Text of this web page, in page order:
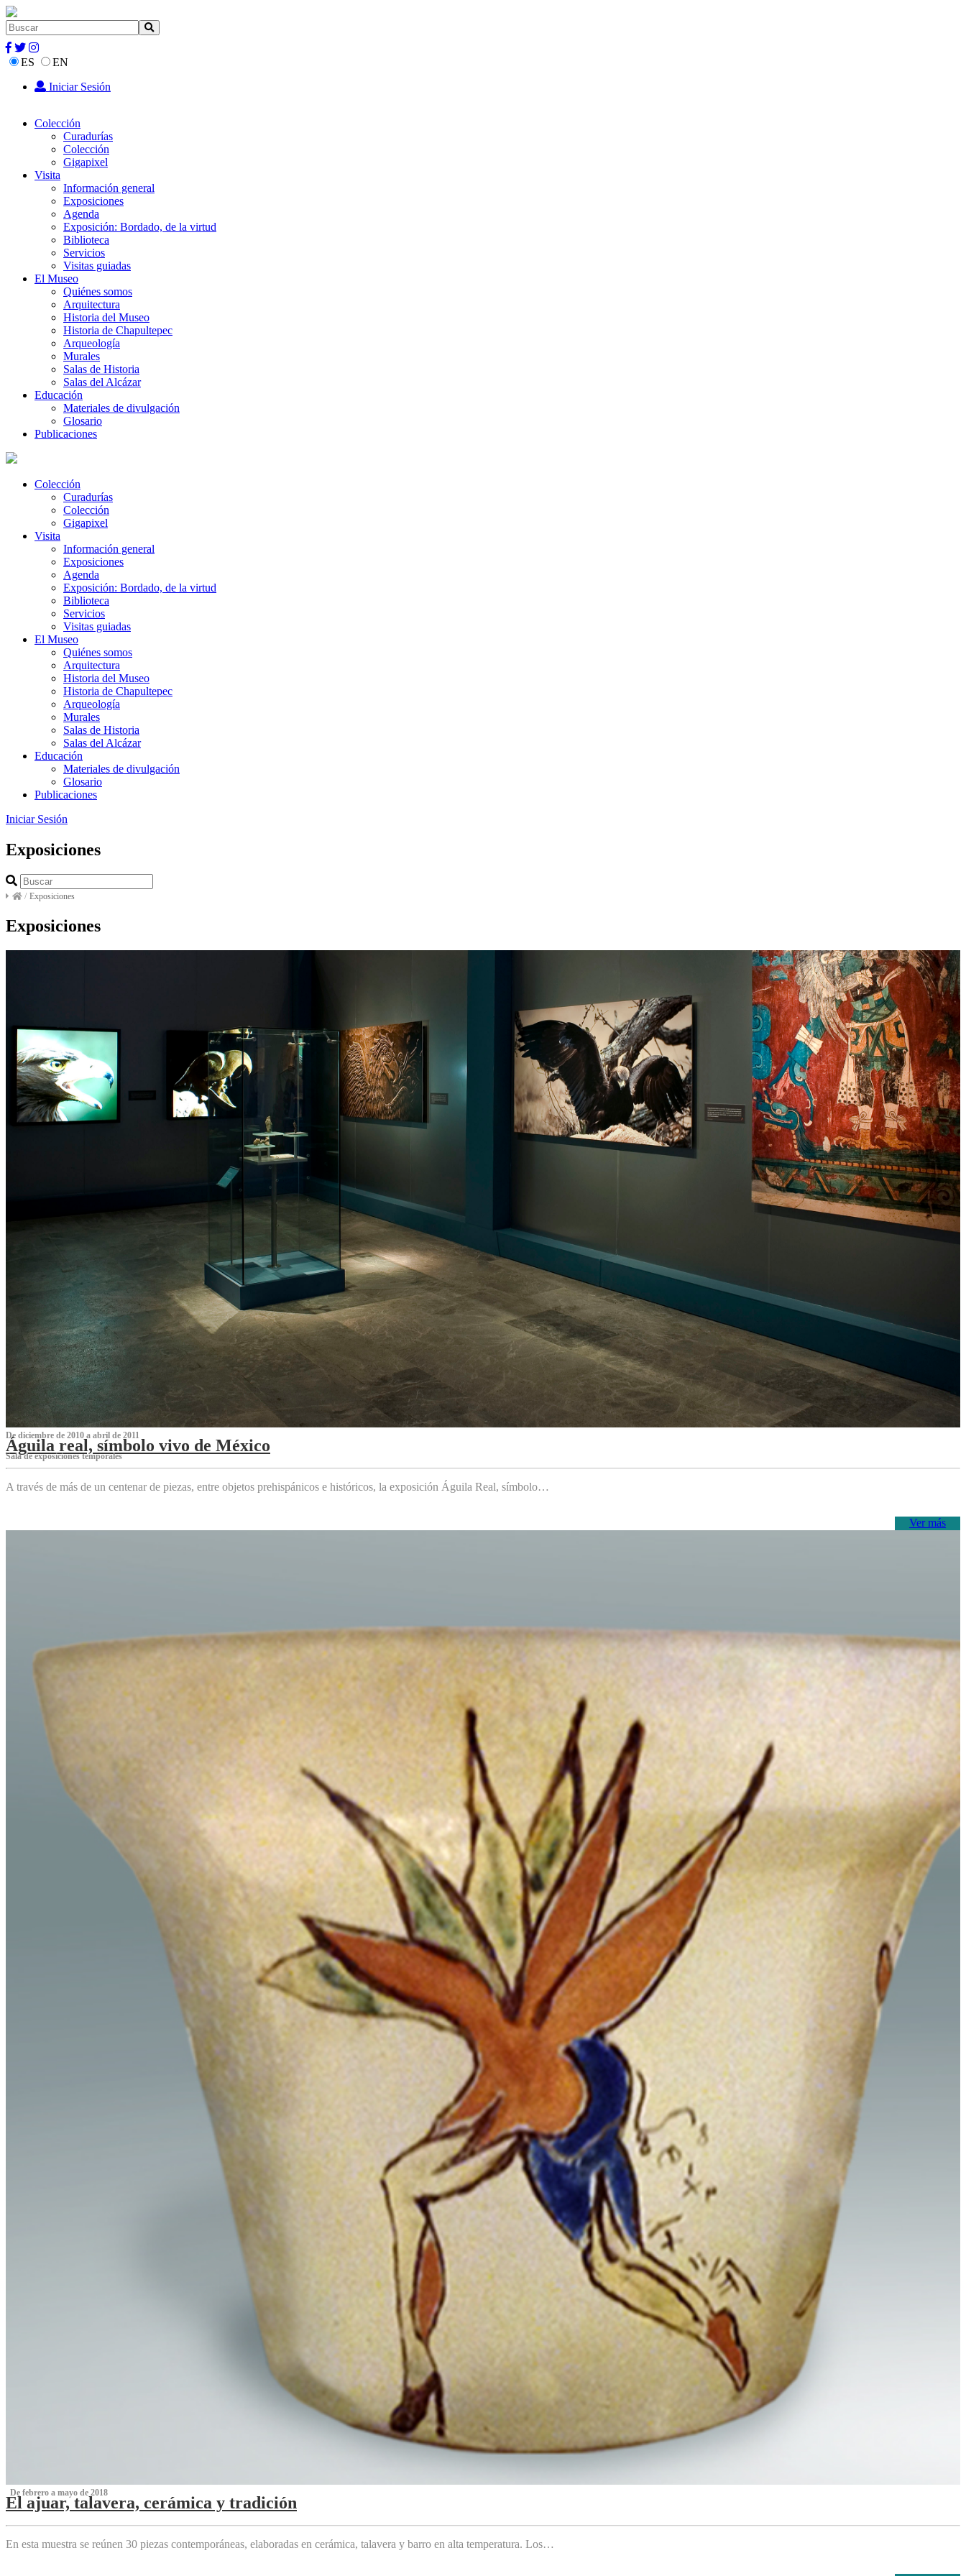
ES
EN
Iniciar Sesión
Colección
Curadurías
Colección
Gigapixel
Visita
Información general
Exposiciones
Agenda
Exposición: Bordado, de la virtud
Biblioteca
Servicios
Visitas guiadas
El Museo
Quiénes somos
Arquitectura
Historia del Museo
Historia de Chapultepec
Arqueología
Murales
Salas de Historia
Salas del Alcázar
Educación
Materiales de divulgación
Glosario
Publicaciones
Colección
Curadurías
Colección
Gigapixel
Visita
Información general
Exposiciones
Agenda
Exposición: Bordado, de la virtud
Biblioteca
Servicios
Visitas guiadas
El Museo
Quiénes somos
Arquitectura
Historia del Museo
Historia de Chapultepec
Arqueología
Murales
Salas de Historia
Salas del Alcázar
Educación
Materiales de divulgación
Glosario
Publicaciones
Iniciar Sesión
Exposiciones
/ Exposiciones
Exposiciones
De diciembre de 2010 a abril de 2011
Águila real, símbolo vivo de México
Sala de exposiciones temporales
A través de más de un centenar de piezas, entre objetos prehispánicos e históricos, la exposición Águila Real, símbolo…
Ver más
‌ De febrero a mayo de 2018
El ajuar, talavera, cerámica y tradición
‌
En esta muestra se reúnen 30 piezas contemporáneas, elaboradas en cerámica, talavera y barro en alta temperatura. Los…